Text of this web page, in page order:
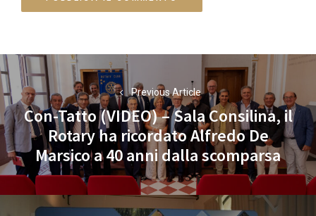
Navigazione
articoli
Previous Article
Previous
post:
Con-Tatto (VIDEO) – Sala Consilina, il
Rotary ha ricordato Alfredo De
Marsico a 40 anni dalla scomparsa